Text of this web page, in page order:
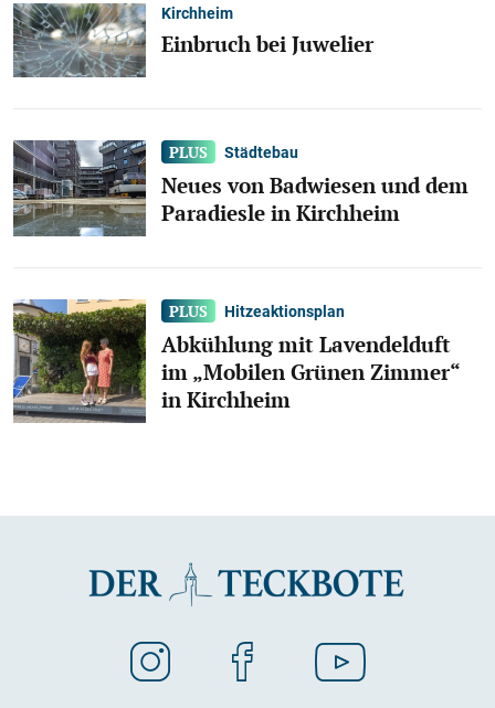
Kirchheim
Einbruch bei Juwelier
Städtebau
Neues von Badwiesen und dem
Paradiesle in Kirchheim
Hitzeaktionsplan
Abkühlung mit Lavendelduft
im „Mobilen Grünen Zimmer“
in Kirchheim